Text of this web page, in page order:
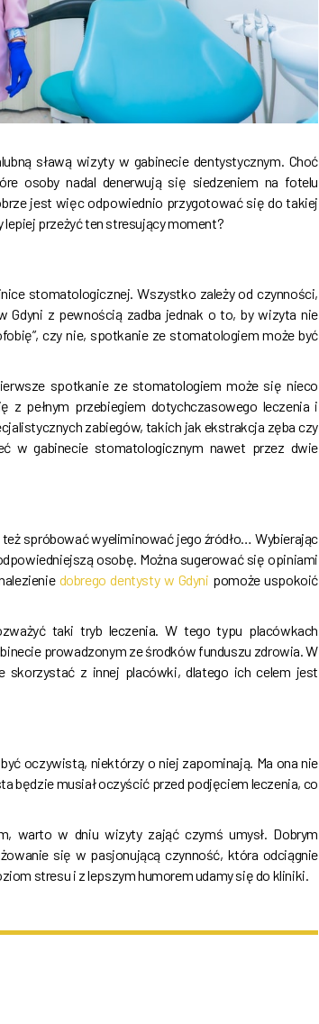
sławą wizyty w gabinecie dentystycznym. Choć
osoby nadal denerwują się siedzeniem na fotelu
jest więc odpowiednio przygotować się do takiej
lepiej przeżyć ten stresujący moment?
stomatologicznej. Wszystko zależy od czynności,
Gdyni z pewnością zadba jednak o to, by wizyta nie
czy nie, spotkanie ze stomatologiem może być
spotkanie ze stomatologiem może się nieco
z pełnym przebiegiem dotychczasowego leczenia i
zabiegów, takich jak ekstrakcja zęba czy
w gabinecie stomatologicznym nawet przez dwie
spróbować wyeliminować jego źródło… Wybierając
osobę. Można sugerować się opiniami
dobrego dentysty w Gdyni pomoże uspokoić
taki tryb leczenia. W tego typu placówkach
prowadzonym ze środków funduszu zdrowia. W
skorzystać z innej placówki, dlatego ich celem jest
oczywistą, niektórzy o niej zapominają. Ma ona nie
będzie musiał oczyścić przed podjęciem leczenia, co
warto w dniu wizyty zająć czymś umysł. Dobrym
się w pasjonującą czynność, która odciągnie
stresu i z lepszym humorem udamy się do kliniki.